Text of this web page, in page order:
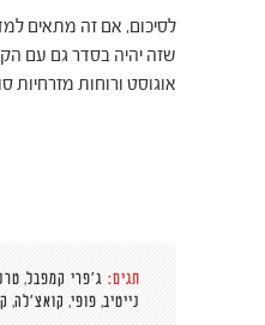
לסיכום, אם זה מתאים
שזה יהיה בסדר גם עם
אוגוסט ורוחות מזרחיות
תגים: ג'פרי קמפבל,
נייטיב, פופי, קואצ'לה,